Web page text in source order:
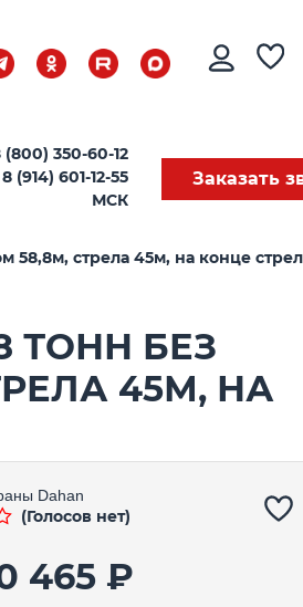
(800) 350-60-12
8 (914) 601-12-55
МСК
Заказать
стрела 45м, на конце
ТОНН БЕЗ
45М, НА
Dahan
(Голосов нет)
465 ₽